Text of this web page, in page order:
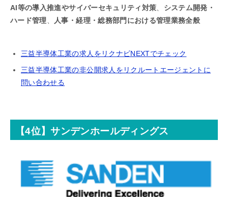
AI等の導入推進やサイバーセキュリティ対策
システム開発・
ハード管理
人事・経理・総務部門における管理業務全般
三益半導体工業の求人をリクナビNEXTでチェック
三益半導体工業の非公開求人をリクルートエージェントに
問い合わせる
【4位】サンデンホールディングス